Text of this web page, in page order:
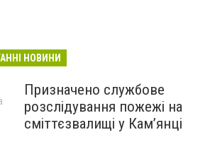
НОВИНИ
Призначено службове
розслідування пожежі на
сміттєзвалищі у Кам’янці